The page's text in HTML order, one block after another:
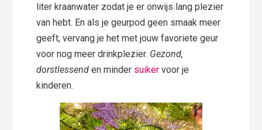
liter kraanwater zodat je er onwijs lang plezier
van hebt. En als je geurpod geen smaak meer
geeft, vervang je het met jouw favoriete geur
voor nog meer drinkplezier. Gezond,
dorstlessend en minder suiker voor je
kinderen.